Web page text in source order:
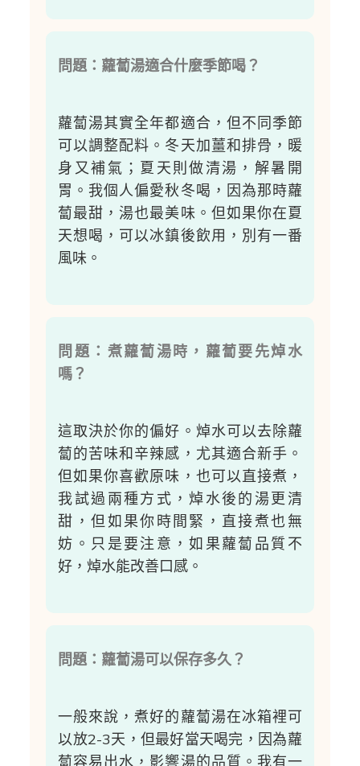
問題：蘿蔔湯適合什麼季節喝？
蘿蔔湯其實全年都適合，但不同季節
可以調整配料。冬天加薑和排骨，暖
身又補氣；夏天則做清湯，解暑開
胃。我個人偏愛秋冬喝，因為那時蘿
蔔最甜，湯也最美味。但如果你在夏
天想喝，可以冰鎮後飲用，別有一番
風味。
問題：煮蘿蔔湯時，蘿蔔要先焯水
嗎？
這取決於你的偏好。焯水可以去除蘿
蔔的苦味和辛辣感，尤其適合新手。
但如果你喜歡原味，也可以直接煮，
我試過兩種方式，焯水後的湯更清
甜，但如果你時間緊，直接煮也無
妨。只是要注意，如果蘿蔔品質不
好，焯水能改善口感。
問題：蘿蔔湯可以保存多久？
一般來說，煮好的蘿蔔湯在冰箱裡可
以放2-3天，但最好當天喝完，因為蘿
蔔容易出水，影響湯的品質。我有一